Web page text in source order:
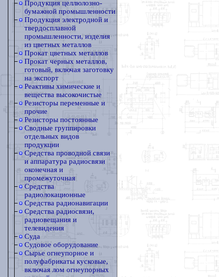
Продукция целлюлозно-
бумажной промышленности
Продукция электродной и
твердосплавной
промышленности, изделия
из цветных металлов
Прокат цветных металлов
Прокат черных металлов,
готовый, включая заготовку
на экспорт
Реактивы химические и
вещества высокочистые
Резисторы переменные и
прочие
Резисторы постоянные
Сводные группировки
отдельных видов
продукции
Средства проводной связи
и аппаратура радиосвязи
оконечная и
промежуточная
Средства
радиолокационные
Средства радионавигации
Средства радиосвязи,
радиовещания и
телевидения
Суда
Судовое оборудование
Сырье огнеупорное и
полуфабрикаты кусковые,
включая лом огнеупорных